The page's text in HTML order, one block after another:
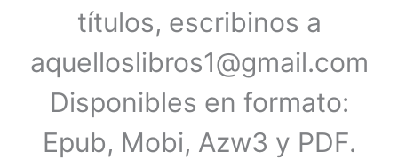
títulos, escribinos a
aquelloslibros1@gmail.com
Disponibles en formato:
Epub, Mobi, Azw3 y PDF.